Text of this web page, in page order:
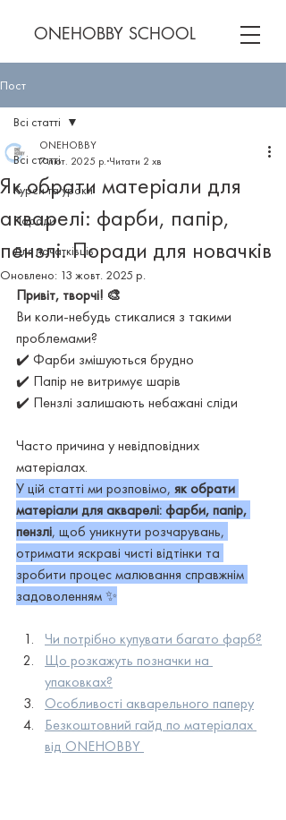
ONEHOBBY SCHOOL
Пост
Всі статті
Курси та уроки
Поради
Для початківців
Всі статті
Як обрати матеріали для
акварелі: фарби, папір,
пензлі. Поради для новачків
ONEHOBBY
7 лют. 2025 р. Читати 2 хв
Оновлено: 13 жовт. 2025 р.
Привіт, творчі! 🎨
Ви коли-небудь стикалися з такими
проблемами?
✔️ Фарби змішуються брудно
✔️ Папір не витримує шарів
✔️ Пензлі залишають небажані сліди
Часто причина у невідповідних
матеріалах.
У цій статті ми розповімо, як обрати
матеріали для акварелі: фарби, папір,
пензлі, щоб уникнути розчарувань,
отримати яскраві чисті відтінки та
зробити процес малювання справжнім
задоволенням ✨
Чи потрібно купувати багато фарб?
Що розкажуть позначки на
упаковках?
Особливості акварельного паперу
Безкоштовний гайд по матеріалах
від ONEHOBBY